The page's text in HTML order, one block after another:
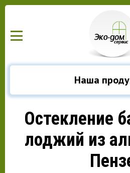
Наша
Остекление
лоджий из